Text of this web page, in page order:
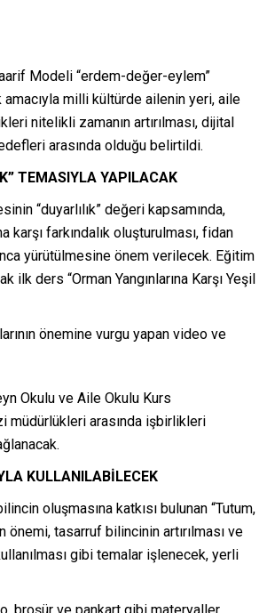
Modeli “erdem-değer-eylem”
milli kültürde ailenin yeri, aile
nitelikli zamanın artırılması, dijital
arasında olduğu belirtildi.
TEMASIYLA YAPILACAK
“duyarlılık” değeri kapsamında,
karşı farkındalık oluşturulması, fidan
yürütülmesine önem verilecek. Eğitim
ilk ders “Orman Yangınlarına Karşı Yeşil
önemine vurgu yapan video ve
Okulu ve Aile Okulu Kurs
müdürlükleri arasında işbirlikleri
KULLANILABİLECEK
oluşmasına katkısı bulunan “Tutum,
önemi, tasarruf bilincinin artırılması ve
gibi temalar işlenecek, yerli
broşür ve pankart gibi materyaller,